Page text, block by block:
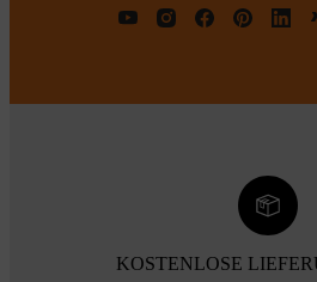
KOSTENLOSE